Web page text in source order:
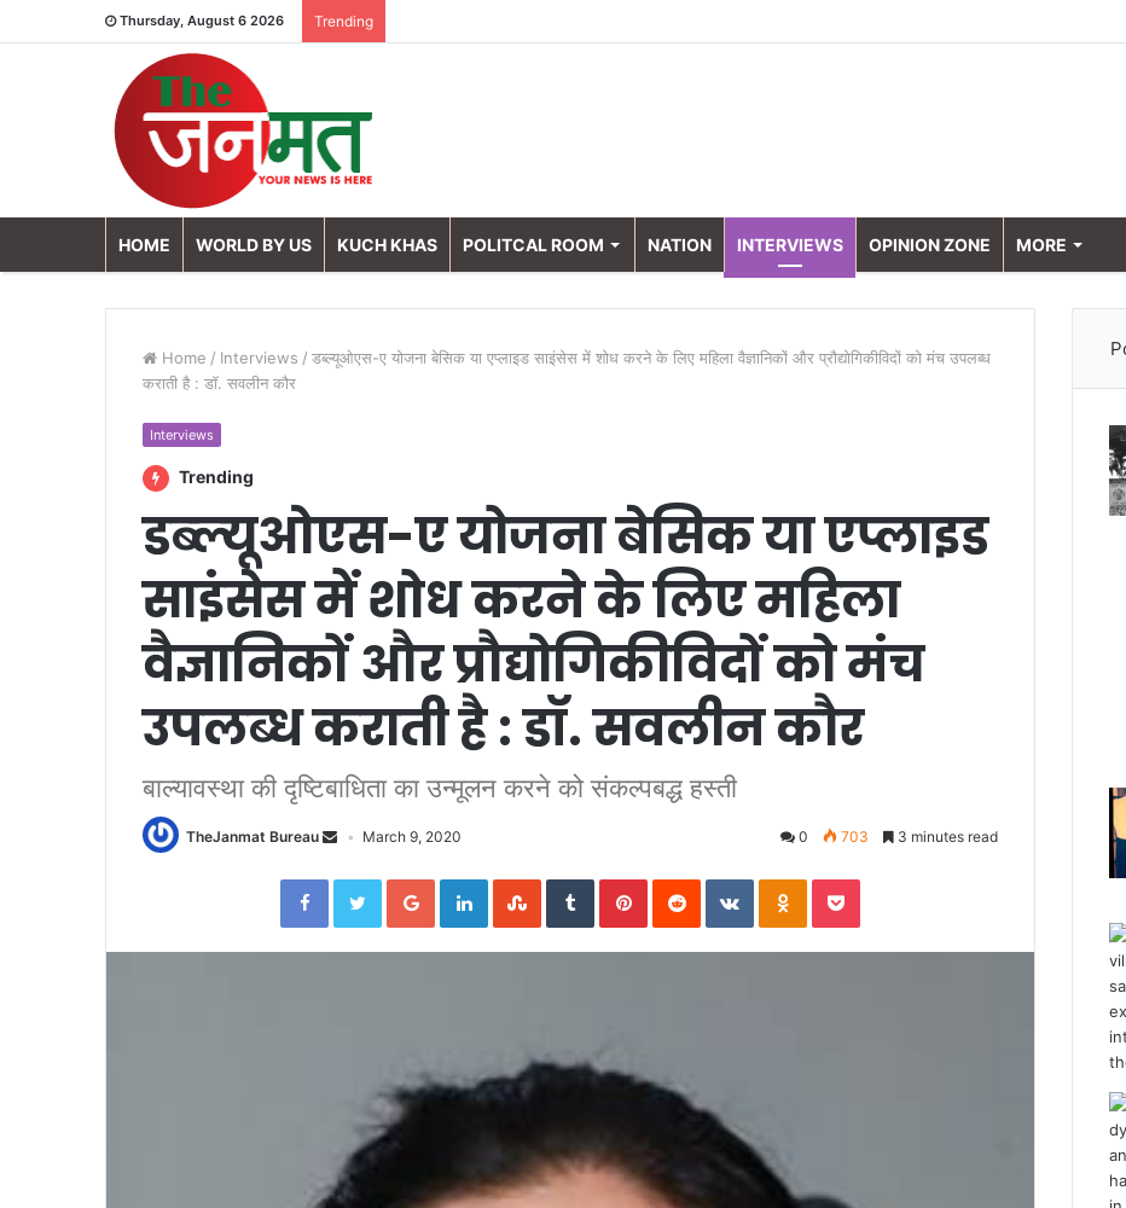
Thursday, August 6 2026 Trending
HOME WORLD BY US KUCH KHAS POLITCAL ROOM NATION INTERVIEWS OPINION ZONE MORE
Home / Interviews / डब्‍ल्‍यूओएस-ए योजना बेसिक या एप्लाइड साइंसेस में शोध करने के लिए महिला वैज्ञानिकों और प्रौद्योगिकीविदों को मंच उपलब्ध
कराती है : डॉ. सवलीन कौर
Interviews
Trending
डब्‍ल्‍यूओएस-ए योजना बेसिक या एप्लाइड
साइंसेस में शोध करने के लिए महिला
वैज्ञानिकों और प्रौद्योगिकीविदों को मंच
उपलब्ध कराती है : डॉ. सवलीन कौर
बाल्‍यावस्‍था की दृष्टिबाधिता का उन्‍मूलन करने को संकल्‍पबद्ध हस्‍ती
TheJanmat Bureau March 9, 2020 0 703 3 minutes read
FacebookTwitterGoogle+LinkedInStumbleUpon
TumblrPinterestReddit VKontakteOdnoklassniki
Pocket